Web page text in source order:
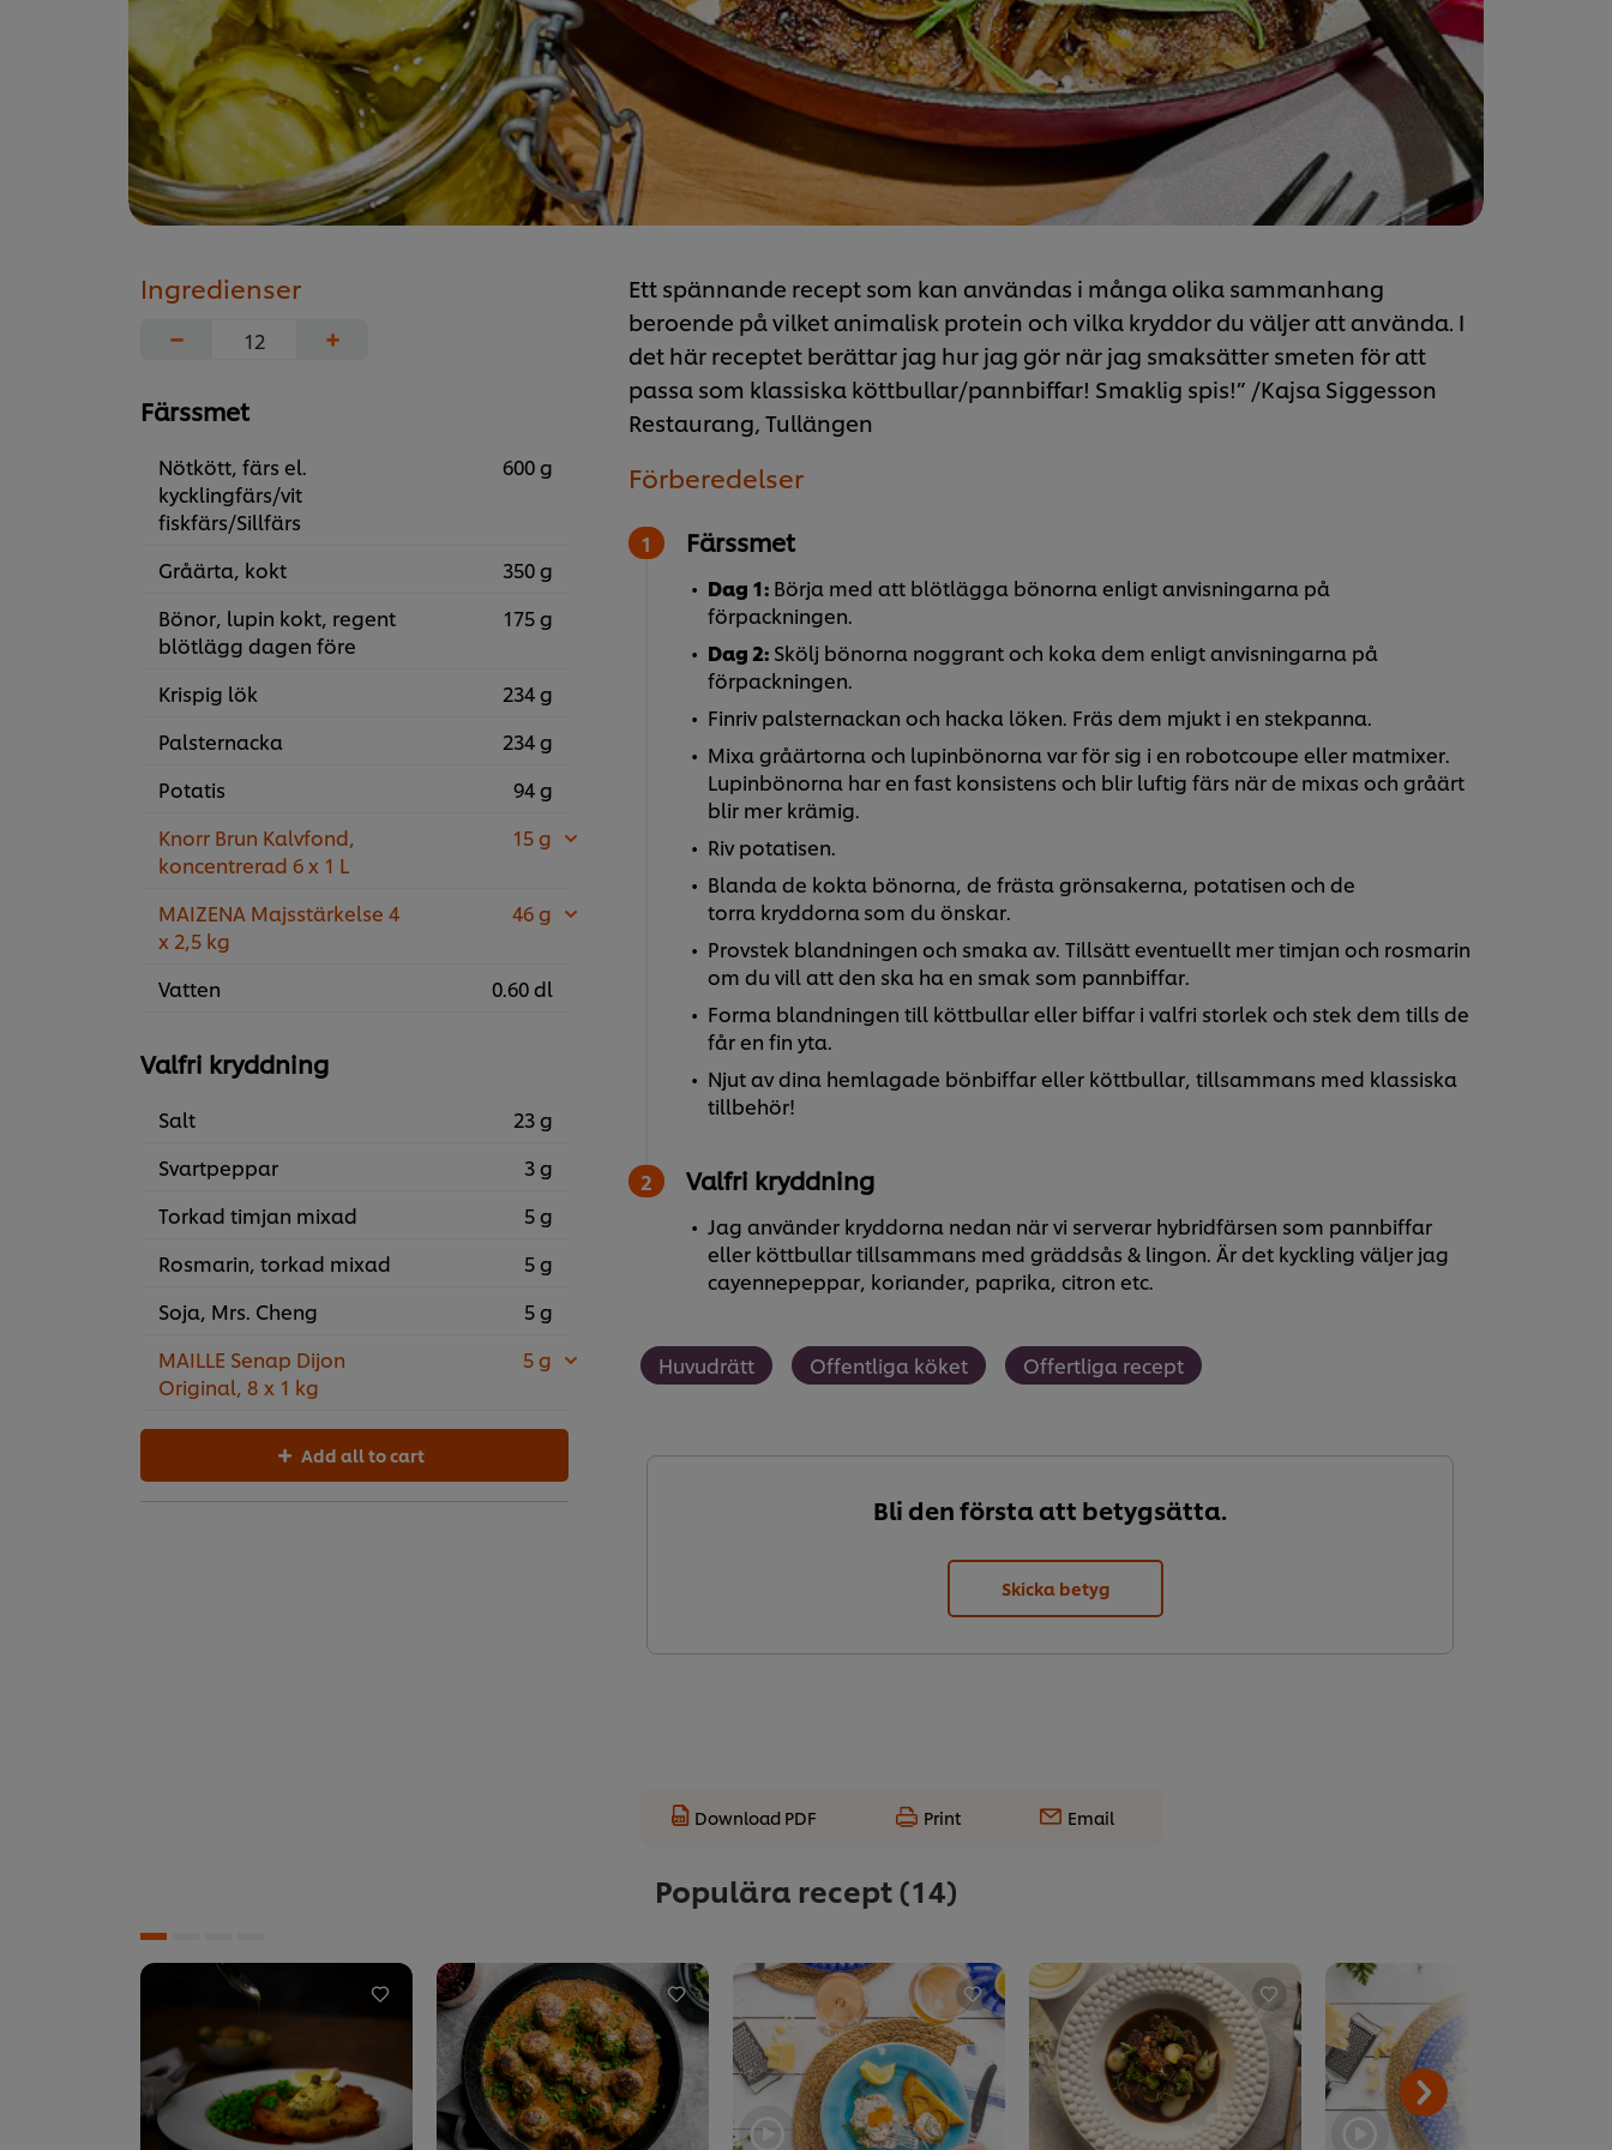
Ingredienser
−
+
Färssmet
Nötkött, färs el.
kycklingfärs/vit
fiskfärs/Sillfärs
600 g
Gråärta, kokt
350 g
Bönor, lupin kokt, regent
blötlägg dagen före
175 g
Krispig lök
234 g
Palsternacka
234 g
Potatis
94 g
Knorr Brun Kalvfond,
koncentrerad 6 x 1 L
15 g
MAIZENA Majsstärkelse 4
x 2,5 kg
46 g
Vatten 0.60 dl
Valfri kryddning
Salt
23 g
Svartpeppar
3 g
Torkad timjan mixad
5 g
Rosmarin, torkad mixad
5 g
Soja, Mrs. Cheng
5 g
MAILLE Senap Dijon
Original, 8 x 1 kg
5 g
Add all to cart
Ett spännande recept som kan användas i många olika sammanhang
beroende på vilket animalisk protein och vilka kryddor du väljer att använda. I
det här receptet berättar jag hur jag gör när jag smaksätter smeten för att
passa som klassiska köttbullar/pannbiffar! Smaklig spis!” /Kajsa Siggesson
Restaurang, Tullängen
Förberedelser
Färssmet
Dag 1: Börja med att blötlägga bönorna enligt anvisningarna på
förpackningen.
Dag 2: Skölj bönorna noggrant och koka dem enligt anvisningarna på
förpackningen.
Finriv palsternackan och hacka löken. Fräs dem mjukt i en stekpanna.
Mixa gråärtorna och lupinbönorna var för sig i en robotcoupe eller matmixer.
Lupinbönorna har en fast konsistens och blir luftig färs när de mixas och gråärt
blir mer krämig.
Riv potatisen.
Blanda de kokta bönorna, de frästa grönsakerna, potatisen och de
torra kryddorna som du önskar.
Provstek blandningen och smaka av. Tillsätt eventuellt mer timjan och rosmarin
om du vill att den ska ha en smak som pannbiffar.
Forma blandningen till köttbullar eller biffar i valfri storlek och stek dem tills de
får en fin yta.
Njut av dina hemlagade bönbiffar eller köttbullar, tillsammans med klassiska
tillbehör!
Valfri kryddning
Jag använder kryddorna nedan när vi serverar hybridfärsen som pannbiffar
eller köttbullar tillsammans med gräddsås & lingon. Är det kyckling väljer jag
cayennepeppar, koriander, paprika, citron etc.
Huvudrätt Offentliga köket Offertliga recept
Bli den första att betygsätta.
Skicka betyg
Download PDF Print Email
Populära recept(14)